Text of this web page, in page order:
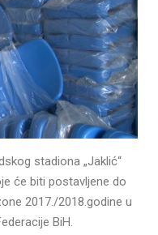
stadiona „Jaklić“
će biti postavljene do
2017./2018.godine u
BiH.